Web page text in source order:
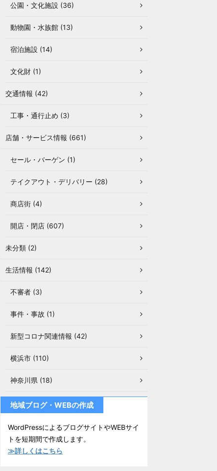
公園・文化施設 (36)
動物園・水族館 (13)
宿泊施設 (14)
文化財 (1)
交通情報 (42)
工事・通行止め (3)
店舗・サービス情報 (661)
セール・バーゲン (1)
テイクアウト・デリバリー (28)
商店街 (4)
開店・閉店 (607)
未分類 (2)
生活情報 (142)
不審者 (3)
事件・事故 (1)
新型コロナ関連情報 (42)
横浜市 (110)
神奈川県 (18)
地域ブログ・WEBの作成
WordPressによるブログサイトやWEBサイ
トを短期間で作成します。
≫詳しくはこちら